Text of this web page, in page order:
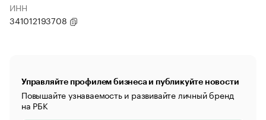
ИНН
341012193708
Управляйте профилем бизнеса и публикуйте новости
Повышайте узнаваемость и развивайте личный бренд
на РБК